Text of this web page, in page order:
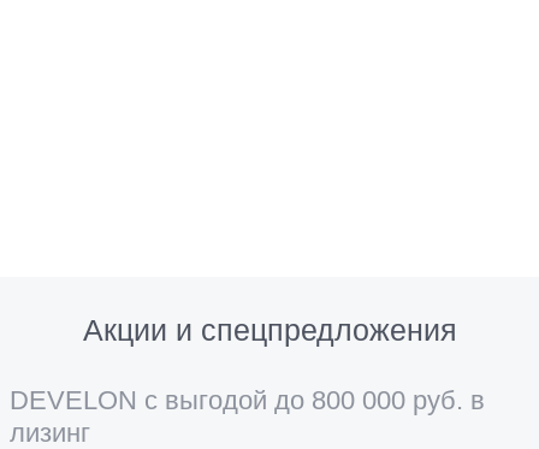
Акции и спецпредложения
DEVELON с выгодой до 800 000 руб. в
лизинг